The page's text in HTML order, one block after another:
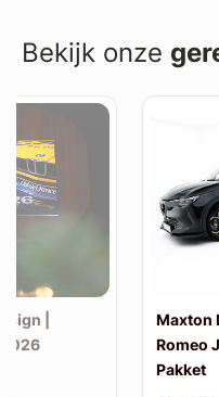
Bekijk onze
|
Maxton
Romeo
Pakket